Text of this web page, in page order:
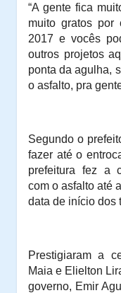
“A gente fica
muito gratos por
2017 e vocês
outros projetos
ponta da agulha,
o asfalto, pra
Segundo o
fazer até o
prefeitura fez a
com o asfalto até
data de início dos
Prestigiaram a
Maia e Elielton
governo, Emir